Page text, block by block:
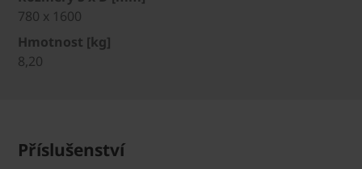
780 x 1600
Hmotnost [kg]
8,20
Příslušenství